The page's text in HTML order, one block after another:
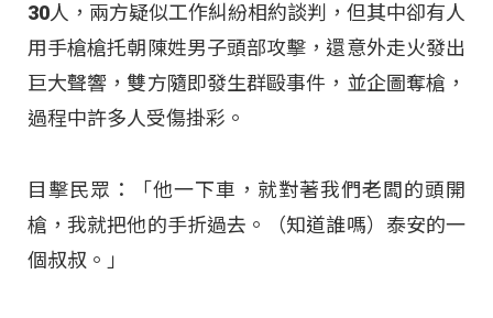
30人，兩方疑似工作糾紛相約談判，但其中卻有人
用手槍槍托朝陳姓男子頭部攻擊，還意外走火發出
巨大聲響，雙方隨即發生群毆事件，並企圖奪槍，
過程中許多人受傷掛彩。
目擊民眾：「他一下車，就對著我們老闆的頭開
槍，我就把他的手折過去。（知道誰嗎）泰安的一
個叔叔。」